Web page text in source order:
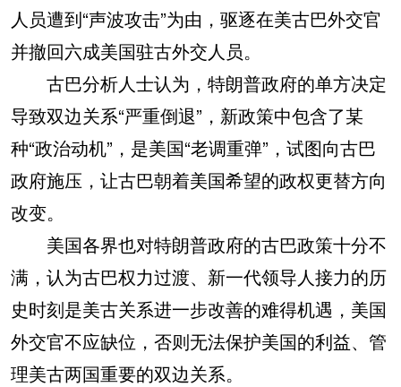
人员遭到“声波攻击”为由，驱逐在美古巴外交官
并撤回六成美国驻古外交人员。
古巴分析人士认为，特朗普政府的单方决定
导致双边关系“严重倒退”，新政策中包含了某
种“政治动机”，是美国“老调重弹”，试图向古巴
政府施压，让古巴朝着美国希望的政权更替方向
改变。
美国各界也对特朗普政府的古巴政策十分不
满，认为古巴权力过渡、新一代领导人接力的历
史时刻是美古关系进一步改善的难得机遇，美国
外交官不应缺位，否则无法保护美国的利益、管
理美古两国重要的双边关系。